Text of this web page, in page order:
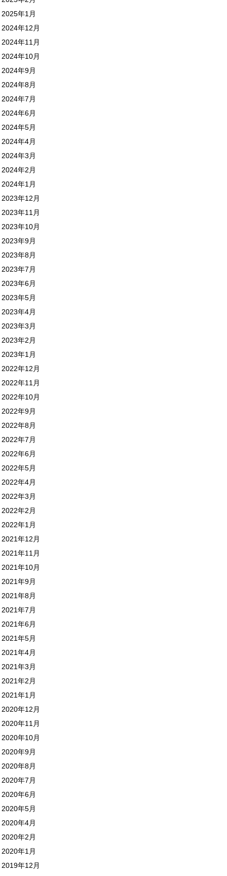
2025年1月
2024年12月
2024年11月
2024年10月
2024年9月
2024年8月
2024年7月
2024年6月
2024年5月
2024年4月
2024年3月
2024年2月
2024年1月
2023年12月
2023年11月
2023年10月
2023年9月
2023年8月
2023年7月
2023年6月
2023年5月
2023年4月
2023年3月
2023年2月
2023年1月
2022年12月
2022年11月
2022年10月
2022年9月
2022年8月
2022年7月
2022年6月
2022年5月
2022年4月
2022年3月
2022年2月
2022年1月
2021年12月
2021年11月
2021年10月
2021年9月
2021年8月
2021年7月
2021年6月
2021年5月
2021年4月
2021年3月
2021年2月
2021年1月
2020年12月
2020年11月
2020年10月
2020年9月
2020年8月
2020年7月
2020年6月
2020年5月
2020年4月
2020年2月
2020年1月
2019年12月